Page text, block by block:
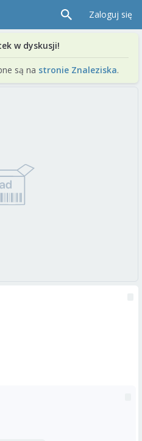
Zaloguj się
w dyskusji!
są na stronie Znaleziska.